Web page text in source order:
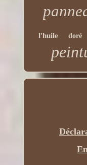
l'huile doré